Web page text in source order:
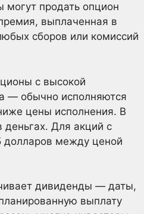
могут продать опцион
выплаченная в
сборов или комиссий
с высокой
— обычно исполняются
цены исполнения. В
Для акций с
долларов между ценой
дивиденды — даты,
выплату